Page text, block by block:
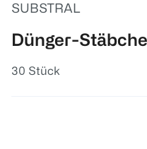
SUBSTRAL
Dünger-
30 Stück